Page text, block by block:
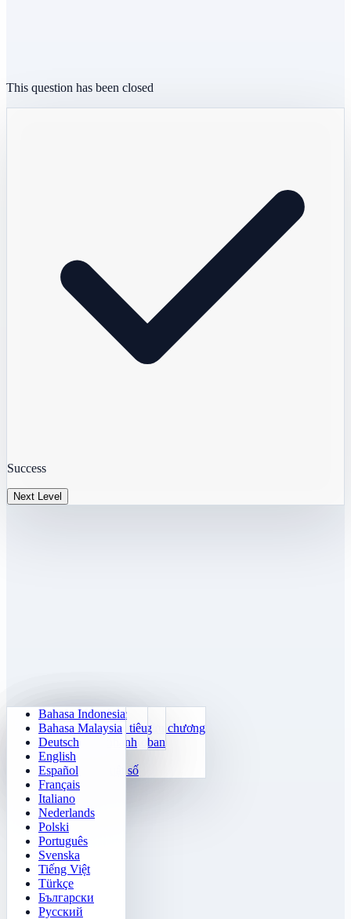
Số học hằng ngày
Huấn luyện bảng cửu chương
24 Tính Nhanh
Hàm số
Điền quy luật số
Sudoku
Klotski Số
2048
Tetris
Dò mìn
Gomoku
Tắt đèn
Nhiệm vụ mê cung
Thách Thức Sokoban
Ma trận ký ức
Theo dõi mục tiêu
Phân biệt nhanh
Bahasa Indonesia
Bahasa Malaysia
Deutsch
English
Español
Français
Italiano
Nederlands
Polski
Português
Svenska
Tiếng Việt
Türkçe
Български
Русский
This question has been closed
Success
Next Level